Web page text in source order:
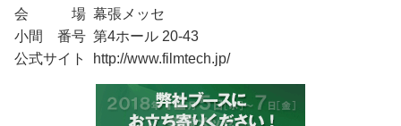
会 場 幕張メッセ
小間 番号 第4ホール 20-43
公式サイト
http://www.filmtech.jp/